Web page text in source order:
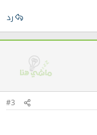
رد
#3